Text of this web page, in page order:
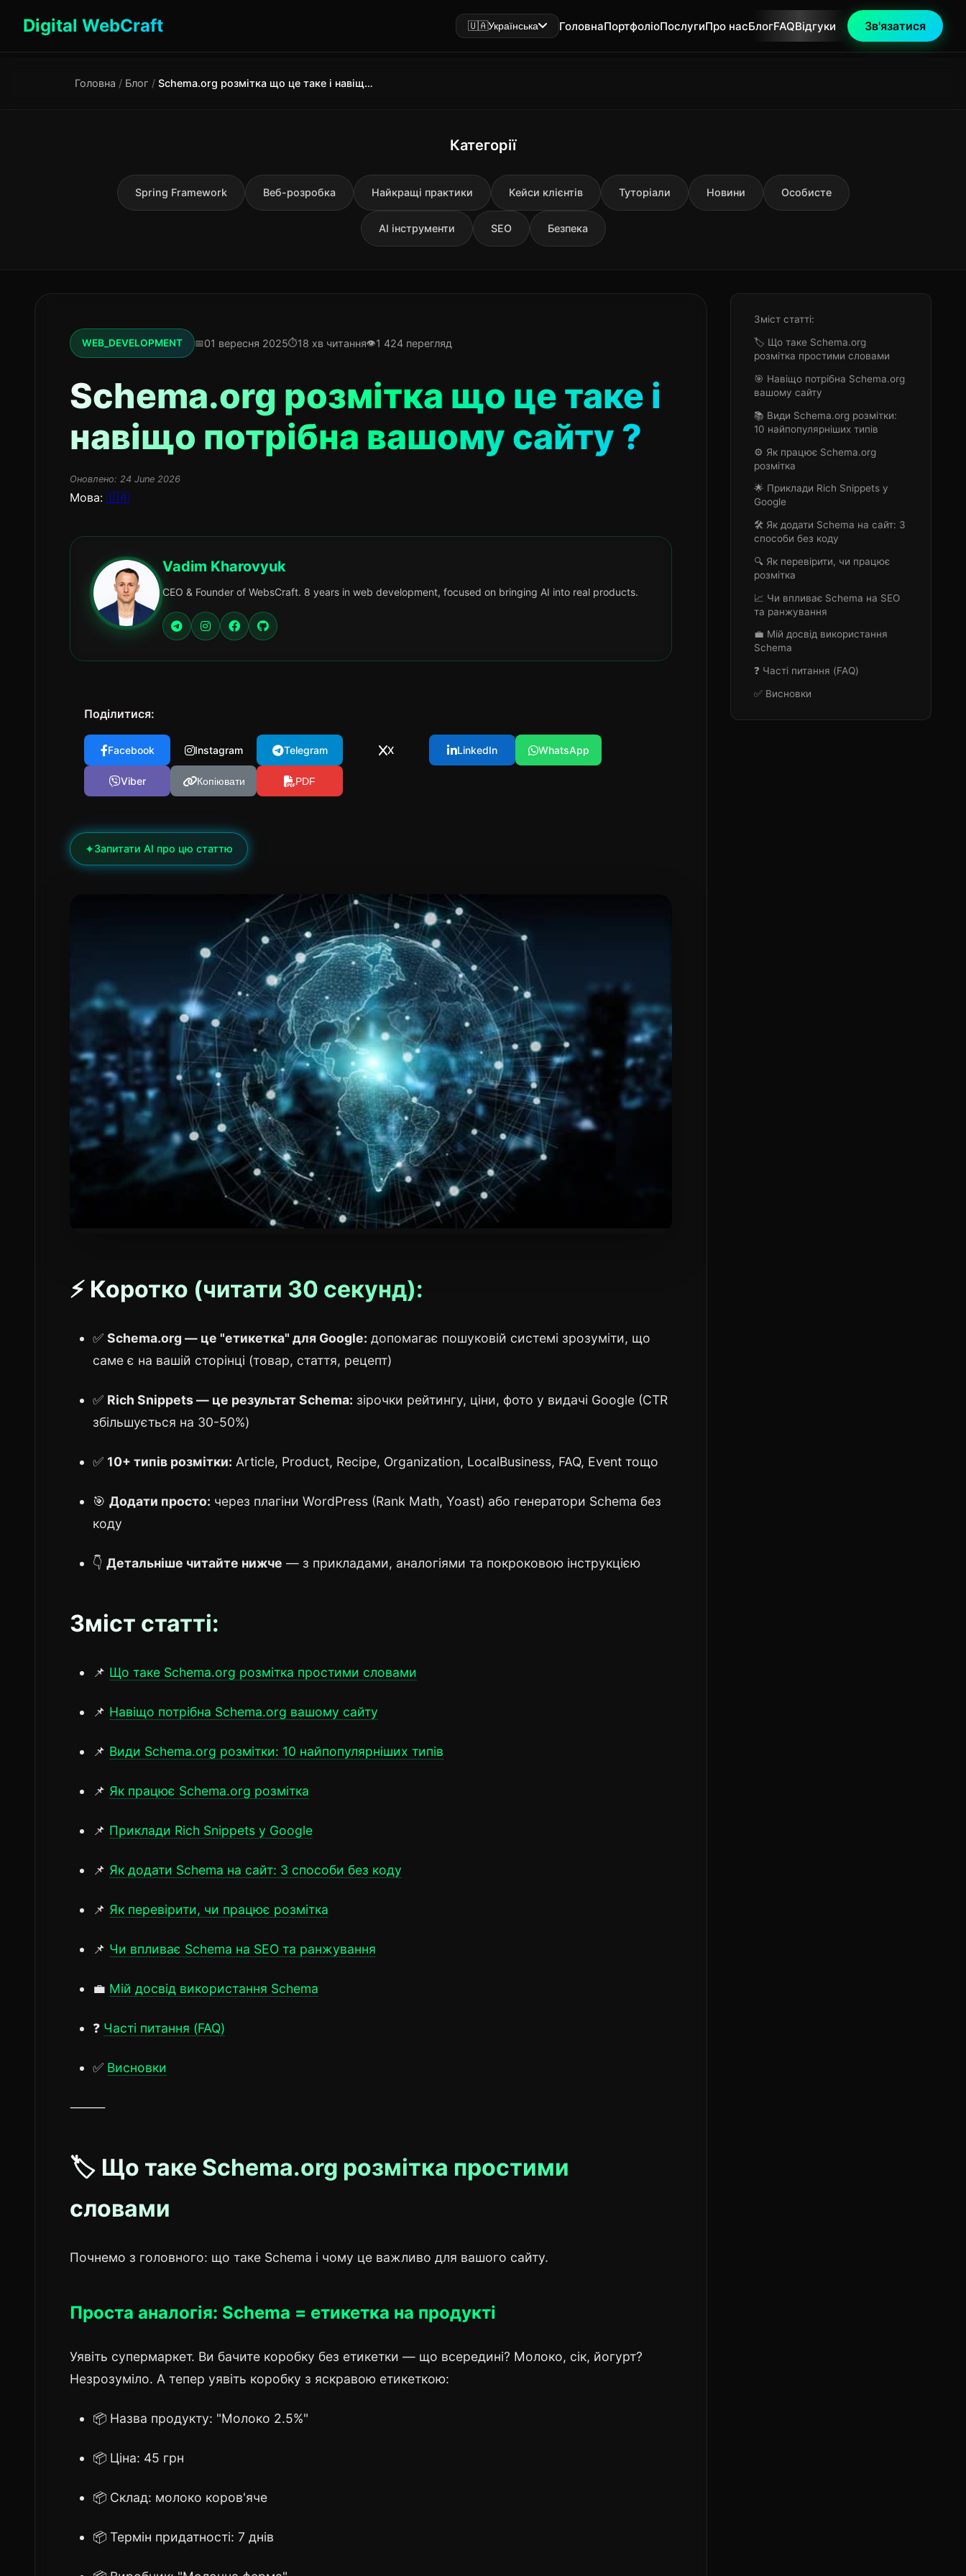
Digital WebCraft 🇺🇦Українська ГоловнаПортфоліоПослугиПро насБлогFAQВідгуки Зв'язатися
Головна / Блог / Schema.org розмітка що це таке і навіщо потрібна вашому сайту ?
Категорії
Spring Framework Веб-розробка Найкращі практики Кейси клієнтів Туторіали Новини Особисте
AI інструменти SEO Безпека
WEB_DEVELOPMENT 01 вересня 2025 18 хв читання 1 424 перегляд
Schema.org розмітка що це таке і
навіщо потрібна вашому сайту ?
Оновлено: 24 June 2026
Мова: 🇺🇦
Vadim Kharovyuk
CEO & Founder of WebsCraft. 8 years in web development, focused on bringing AI into real products.
Поділитися:
Facebook Instagram Telegram X LinkedIn WhatsApp
Viber Копіювати PDF
✦Запитати AI про цю статтю
⚡ Коротко (читати 30 секунд):
✅ Schema.org — це "етикетка" для Google: допомагає пошуковій системі зрозуміти, що
саме є на вашій сторінці (товар, стаття, рецепт)
✅ Rich Snippets — це результат Schema: зірочки рейтингу, ціни, фото у видачі Google (CTR
збільшується на 30-50%)
✅ 10+ типів розмітки: Article, Product, Recipe, Organization, LocalBusiness, FAQ, Event тощо
🎯 Додати просто: через плагіни WordPress (Rank Math, Yoast) або генератори Schema без
коду
👇 Детальніше читайте нижче — з прикладами, аналогіями та покроковою інструкцією
Зміст статті:
📌 Що таке Schema.org розмітка простими словами
📌 Навіщо потрібна Schema.org вашому сайту
📌 Види Schema.org розмітки: 10 найпопулярніших типів
📌 Як працює Schema.org розмітка
📌 Приклади Rich Snippets у Google
📌 Як додати Schema на сайт: 3 способи без коду
📌 Як перевірити, чи працює розмітка
📌 Чи впливає Schema на SEO та ранжування
💼 Мій досвід використання Schema
❓ Часті питання (FAQ)
✅ Висновки
⸻
🏷️ Що таке Schema.org розмітка простими
словами
Почнемо з головного: що таке Schema і чому це важливо для вашого сайту.
Проста аналогія: Schema = етикетка на продукті
Уявіть супермаркет. Ви бачите коробку без етикетки — що всередині? Молоко, сік, йогурт?
Незрозуміло. А тепер уявіть коробку з яскравою етикеткою:
📦 Назва продукту: "Молоко 2.5%"
📦 Ціна: 45 грн
📦 Склад: молоко коров'яче
📦 Термін придатності: 7 днів
Зміст статті:
🏷️ Що таке Schema.org
розмітка простими словами
🎯 Навіщо потрібна Schema.org
вашому сайту
📚 Види Schema.org розмітки:
10 найпопулярніших типів
⚙️ Як працює Schema.org
розмітка
🌟 Приклади Rich Snippets у
Google
🛠️ Як додати Schema на сайт: 3
способи без коду
🔍 Як перевірити, чи працює
розмітка
📈 Чи впливає Schema на SEO
та ранжування
💼 Мій досвід використання
Schema
❓ Часті питання (FAQ)
✅ Висновки